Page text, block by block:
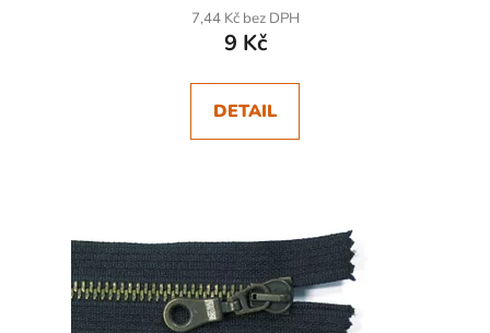
7,44 Kč bez DPH
9 Kč
DETAIL